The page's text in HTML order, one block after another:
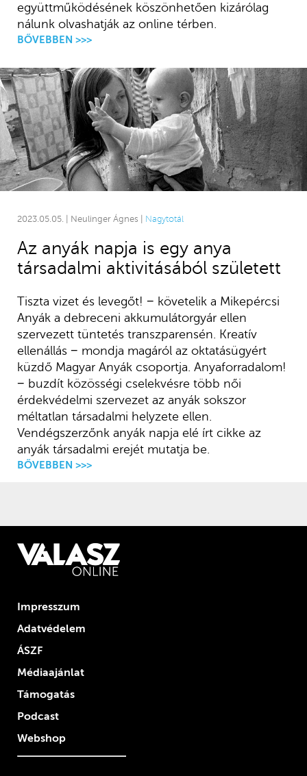
együttműködésének köszönhetően kizárólag
nálunk olvashatják az online térben.
BŐVEBBEN >>>
2023.05.05. | Neulinger Ágnes | Nagytotál
Az anyák napja is egy anya
társadalmi aktivitásából született
Tiszta vizet és levegőt! − követelik a Mikepércsi
Anyák a debreceni akkumulátorgyár ellen
szervezett tüntetés transzparensén. Kreatív
ellenállás − mondja magáról az oktatásügyért
küzdő Magyar Anyák csoportja. Anyaforradalom!
− buzdít közösségi cselekvésre több női
érdekvédelmi szervezet az anyák sokszor
méltatlan társadalmi helyzete ellen.
Vendégszerzőnk anyák napja elé írt cikke az
anyák társadalmi erejét mutatja be.
BŐVEBBEN >>>
Impresszum
Adatvédelem
ÁSZF
Médiaajánlat
Támogatás
Podcast
Webshop